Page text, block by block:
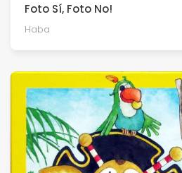
Foto Sí, Foto No!
Haba